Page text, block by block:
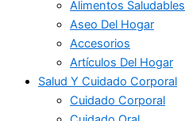
Alimentos Saludables
Aseo Del Hogar
Accesorios
Artículos Del Hogar
Salud Y Cuidado Corporal
Cuidado Corporal